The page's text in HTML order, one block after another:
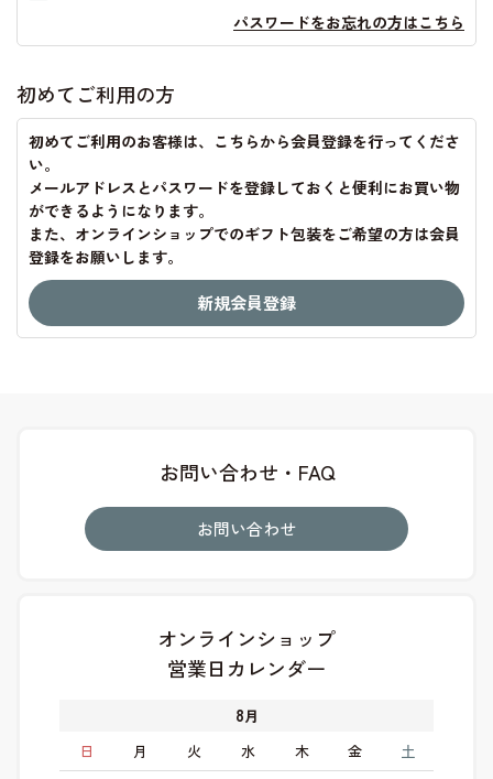
パスワードをお忘れの方はこちら
初めてご利用の方
初めてご利用のお客様は、こちらから会員登録を行ってくださ
い。
メールアドレスとパスワードを登録しておくと便利にお買い物
ができるようになります。
また、オンラインショップでのギフト包装をご希望の方は会員
登録をお願いします。
お問い合わせ・FAQ
お問い合わせ
オンラインショップ
営業日カレンダー
8月
日
月 火 水 木 金 土